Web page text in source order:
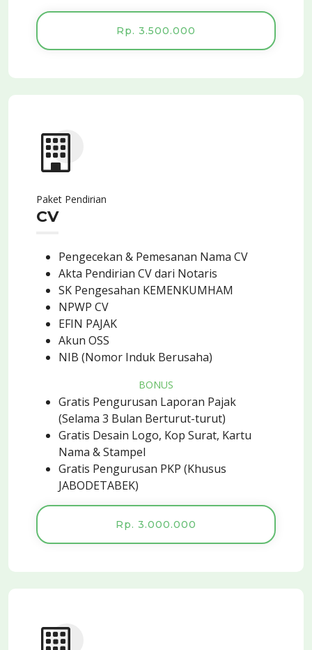
Rp. 3.500.000
Paket Pendirian
CV
Pengecekan & Pemesanan Nama CV
Akta Pendirian CV dari Notaris
SK Pengesahan KEMENKUMHAM
NPWP CV
EFIN PAJAK
Akun OSS
NIB (Nomor Induk Berusaha)
BONUS
Gratis Pengurusan Laporan Pajak
(Selama 3 Bulan Berturut-turut)
Gratis Desain Logo, Kop Surat, Kartu
Nama & Stampel
Gratis Pengurusan PKP (Khusus
JABODETABEK)
Rp. 3.000.000